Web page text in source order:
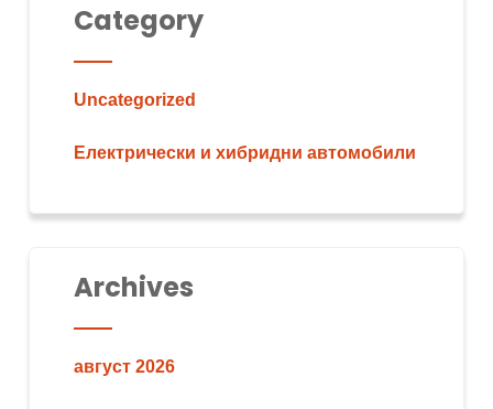
Category
Uncategorized
Електрически и хибридни автомобили
Archives
август 2026